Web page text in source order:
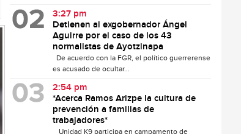
3:27 pm
Detienen al exgobernador Ángel
Aguirre por el caso de los 43
normalistas de Ayotzinapa
De acuerdo con la FGR, el político guerrerense
es acusado de ocultar...
2:54 pm
*Acerca Ramos Arizpe la cultura de
prevención a familias de
trabajadores*
_Unidad K9 participa en campamento de